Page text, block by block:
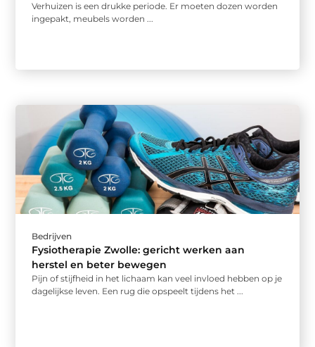
Verhuizen is een drukke periode. Er moeten dozen worden
ingepakt, meubels worden ...
Bedrijven
Fysiotherapie Zwolle: gericht werken aan
herstel en beter bewegen
Pijn of stijfheid in het lichaam kan veel invloed hebben op je
dagelijkse leven. Een rug die opspeelt tijdens het ...